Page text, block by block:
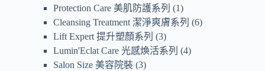
Protection Care 美肌防護系列
1
Cleansing Treatment 潔淨爽膚系列
6
Lift Expert 提升塑顏系列
3
Lumin'Eclat Care 光感煥活系列
4
Salon Size 美容院裝 3